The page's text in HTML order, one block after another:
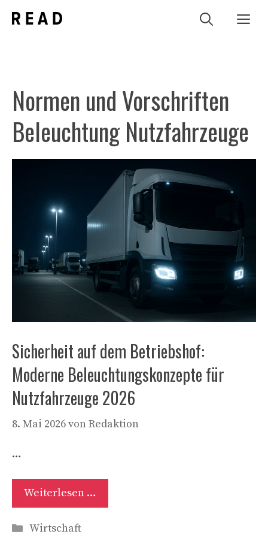
Inhalt
Normen und Vorschriften
Beleuchtung Nutzfahrzeuge
Sicherheit auf dem Betriebshof:
Moderne Beleuchtungskonzepte für
Nutzfahrzeuge 2026
8. Mai 2026vonRedaktion
…
Weiterlesen …
Kategorien
Wirtschaft